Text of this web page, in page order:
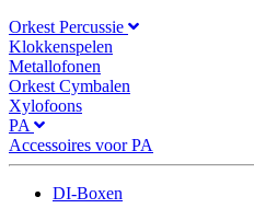
Orkest Percussie
Klokkenspelen
Metallofonen
Orkest Cymbalen
Xylofoons
PA
Accessoires voor PA
DI-Boxen